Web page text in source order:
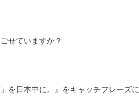
せていますか？
を日本中に。』をキャッチフレーズに